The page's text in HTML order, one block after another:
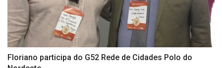
Floriano participa do G52 Rede de Cidades Polo do